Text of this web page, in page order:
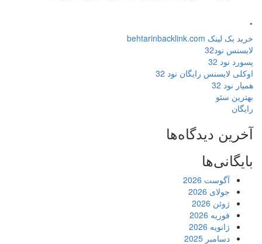
خرید بک لینک behtarinbacklink.com
لایسنس نود32
پسورد نود 32
اوکلی لایسنس رایگان نود 32
همیار نود 32
بهترین سئو
رایگان
آخرین دیدگاه‌ها
بایگانی‌ها
آگوست 2026
جولای 2026
ژوئن 2026
فوریه 2026
ژانویه 2026
دسامبر 2025